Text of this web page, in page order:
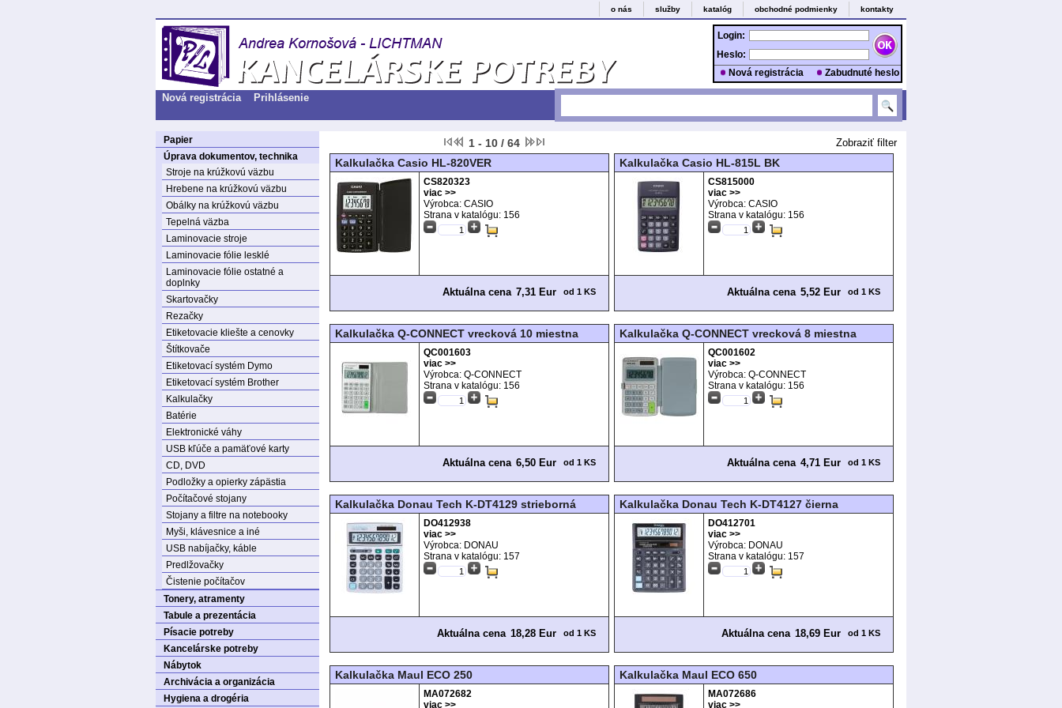
kontakty
obchodné podmienky
katalóg
služby
o nás
Login:
Heslo:
Nová registrácia
Zabudnuté heslo
Nová registrácia Prihlásenie
Papier
Úprava dokumentov, technika
Stroje na krúžkovú väzbu
Hrebene na krúžkovú väzbu
Obálky na krúžkovú väzbu
Tepelná väzba
Laminovacie stroje
Laminovacie fólie lesklé
Laminovacie fólie ostatné a
doplnky
Skartovačky
Rezačky
Etiketovacie kliešte a cenovky
Štítkovače
Etiketovací systém Dymo
Etiketovací systém Brother
Kalkulačky
Batérie
Elektronické váhy
USB kľúče a pamäťové karty
CD, DVD
Podložky a opierky zápästia
Počítačové stojany
Stojany a filtre na notebooky
Myši, klávesnice a iné
USB nabíjačky, káble
Predlžovačky
Čistenie počítačov
Tonery, atramenty
Tabule a prezentácia
Písacie potreby
Kancelárske potreby
Nábytok
Archivácia a organizácia
Hygiena a drogéria
1 - 10 / 64 Zobraziť filter
Kalkulačka Casio HL-820VER
CS820323
viac >>
Výrobca: CASIO
Strana v katalógu: 156
Aktuálna cena 7,31 Eur od 1 KS
Kalkulačka Casio HL-815L BK
CS815000
viac >>
Výrobca: CASIO
Strana v katalógu: 156
Aktuálna cena 5,52 Eur od 1 KS
Kalkulačka Q-CONNECT vrecková 10 miestna
QC001603
viac >>
Výrobca: Q-CONNECT
Strana v katalógu: 156
Aktuálna cena 6,50 Eur od 1 KS
Kalkulačka Q-CONNECT vrecková 8 miestna
QC001602
viac >>
Výrobca: Q-CONNECT
Strana v katalógu: 156
Aktuálna cena 4,71 Eur od 1 KS
Kalkulačka Donau Tech K-DT4129 strieborná
DO412938
viac >>
Výrobca: DONAU
Strana v katalógu: 157
Aktuálna cena 18,28 Eur od 1 KS
Kalkulačka Donau Tech K-DT4127 čierna
DO412701
viac >>
Výrobca: DONAU
Strana v katalógu: 157
Aktuálna cena 18,69 Eur od 1 KS
Kalkulačka Maul ECO 250
MA072682
viac >>
Kalkulačka Maul ECO 650
MA072686
viac >>